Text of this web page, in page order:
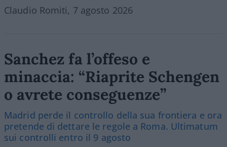
Claudio Romiti, 7 agosto 2026
Sanchez fa l’offeso e
minaccia: “Riaprite Schengen
o avrete conseguenze”
Madrid perde il controllo della sua frontiera e ora
pretende di dettare le regole a Roma. Ultimatum
sui controlli entro il 9 agosto